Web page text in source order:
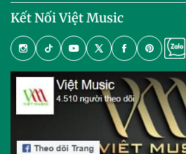
Kết Nối Việt Music